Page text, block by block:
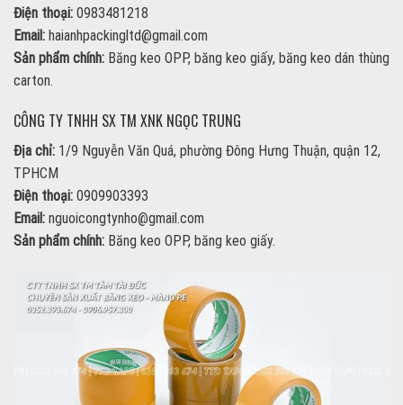
Điện thoại: 0983481218
Email: haianhpackingltd@gmail.com
Sản phẩm chính: Băng keo OPP, băng keo giấy, băng keo dán thùng
carton.
CÔNG TY TNHH SX TM XNK NGỌC TRUNG
Địa chỉ: 1/9 Nguyễn Văn Quá, phường Đông Hưng Thuận, quận 12,
TPHCM
Điện thoại: 0909903393
Email: nguoicongtynho@gmail.com
Sản phẩm chính: Băng keo OPP, băng keo giấy.